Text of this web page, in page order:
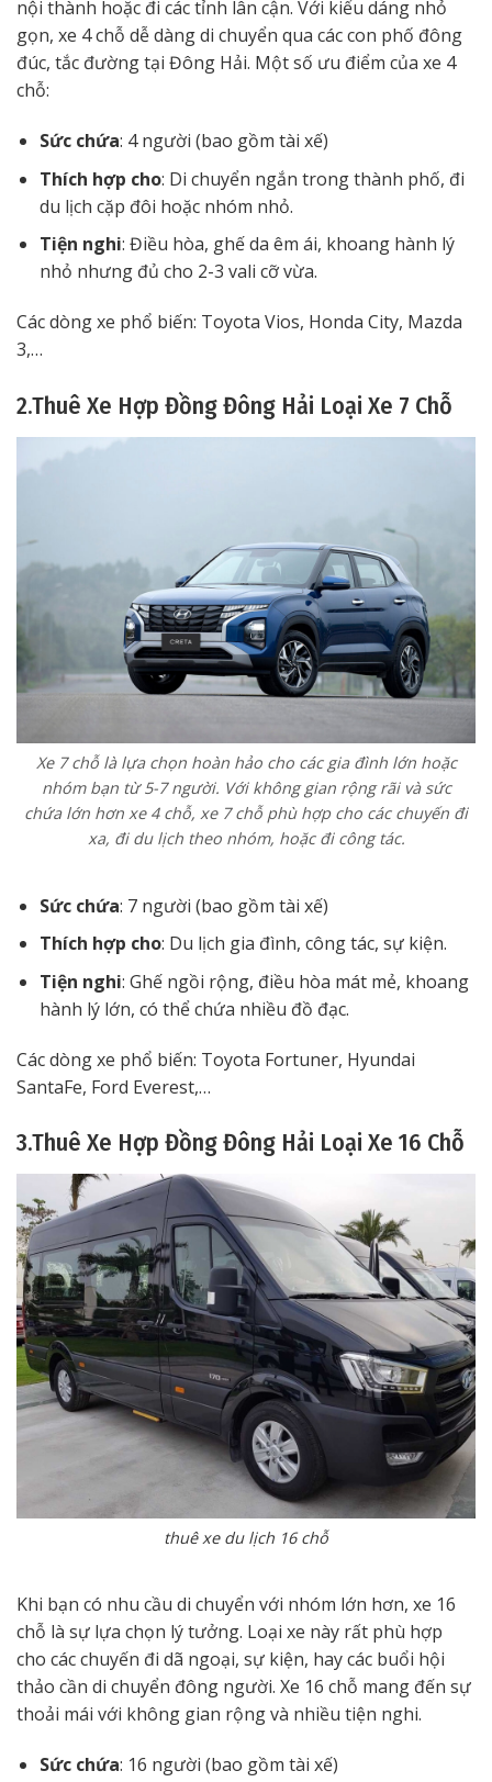
nội thành hoặc đi các tỉnh lân cận. Với kiểu dáng nhỏ
gọn, xe 4 chỗ dễ dàng di chuyển qua các con phố đông
đúc, tắc đường tại Đông Hải. Một số ưu điểm của xe 4
chỗ:
Sức chứa: 4 người (bao gồm tài xế)
Thích hợp cho: Di chuyển ngắn trong thành phố, đi
du lịch cặp đôi hoặc nhóm nhỏ.
Tiện nghi: Điều hòa, ghế da êm ái, khoang hành lý
nhỏ nhưng đủ cho 2-3 vali cỡ vừa.
Các dòng xe phổ biến: Toyota Vios, Honda City, Mazda
3,…
2.Thuê Xe Hợp Đồng Đông Hải Loại Xe 7 Chỗ
Xe 7 chỗ là lựa chọn hoàn hảo cho các gia đình lớn hoặc
nhóm bạn từ 5-7 người. Với không gian rộng rãi và sức
chứa lớn hơn xe 4 chỗ, xe 7 chỗ phù hợp cho các chuyến đi
xa, đi du lịch theo nhóm, hoặc đi công tác.
Sức chứa: 7 người (bao gồm tài xế)
Thích hợp cho: Du lịch gia đình, công tác, sự kiện.
Tiện nghi: Ghế ngồi rộng, điều hòa mát mẻ, khoang
hành lý lớn, có thể chứa nhiều đồ đạc.
Các dòng xe phổ biến: Toyota Fortuner, Hyundai
SantaFe, Ford Everest,…
3.Thuê Xe Hợp Đồng Đông Hải Loại Xe 16 Chỗ
thuê xe du lịch 16 chỗ
Khi bạn có nhu cầu di chuyển với nhóm lớn hơn, xe 16
chỗ là sự lựa chọn lý tưởng. Loại xe này rất phù hợp
cho các chuyến đi dã ngoại, sự kiện, hay các buổi hội
thảo cần di chuyển đông người. Xe 16 chỗ mang đến sự
thoải mái với không gian rộng và nhiều tiện nghi.
Sức chứa: 16 người (bao gồm tài xế)